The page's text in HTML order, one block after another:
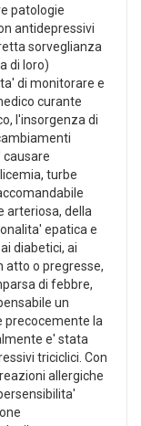
patologie
antidepressivi
sorveglianza
di loro)
di monitorare e
curante
l'insorgenza di
turbe
arteriosa, della
epatica e
diabetici, ai
atto o pregresse,
di febbre,
un
precocemente la
e' stata
triciclici. Con
allergiche